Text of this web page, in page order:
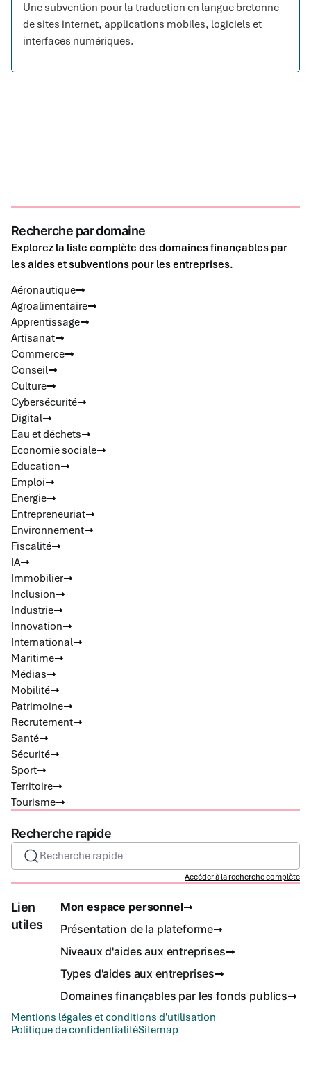
Une subvention pour la traduction en langue bretonne
de sites internet, applications mobiles, logiciels et
interfaces numériques.
Recherche par domaine
Explorez la liste complète des domaines finançables par
les aides et subventions pour les entreprises.
Aéronautique
Agroalimentaire
Apprentissage
Artisanat
Commerce
Conseil
Culture
Cybersécurité
Digital
Eau et déchets
Economie sociale
Education
Emploi
Energie
Entrepreneuriat
Environnement
Fiscalité
IA
Immobilier
Inclusion
Industrie
Innovation
International
Maritime
Médias
Mobilité
Patrimoine
Recrutement
Santé
Sécurité
Sport
Territoire
Tourisme
Recherche rapide
Recherche rapide
Accéder à la recherche complète
Lien
utiles
Mon espace personnel
Présentation de la plateforme
Niveaux d'aides aux entreprises
Types d'aides aux entreprises
Domaines finançables par les fonds publics
Mentions légales et conditions d'utilisation
Politique de confidentialitéSitemap